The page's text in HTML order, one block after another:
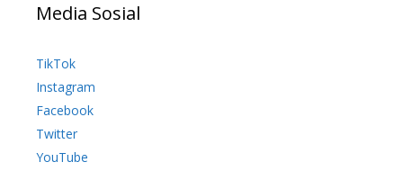
Media Sosial
TikTok
Instagram
Facebook
Twitter
YouTube